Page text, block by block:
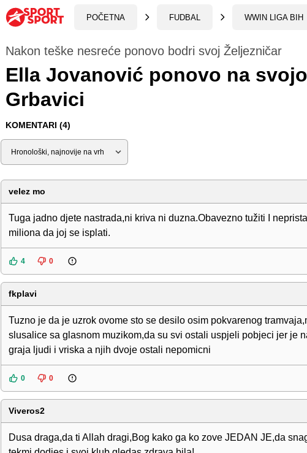
POČETNA FUDBAL WWIN LIGA BIH
Nakon teške nesreće ponovo bodri svoj Željezničar
Ella Jovanović ponovo na
Grbavici
KOMENTARI (4)
Sortiraj
velez mo
Tuga jadno djete nastrada,ni kriva ni duzna.Obavezno tužiti I
miliona da joj se isplati.
4 0
fkplavi
Tuzno je da je uzrok ovome sto se desilo osim pokvarenog
slusalice sa glasnom muzikom,da su svi ostali uspjeli pobjeci jer je
graja ljudi i vriska a njih dvoje ostali nepomicni
0 0
Viveros2
Dusa draga,da ti Allah dragi,Bog kako ga ko zove JEDAN JE,da